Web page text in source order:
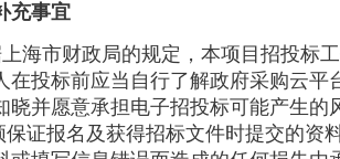
充事宜
海市财政局的规定，本项目招投标
在投标前应当自行了解政府采购云
晓并愿意承担电子招投标可能产生的
保证报名及获得招标文件时提交的资